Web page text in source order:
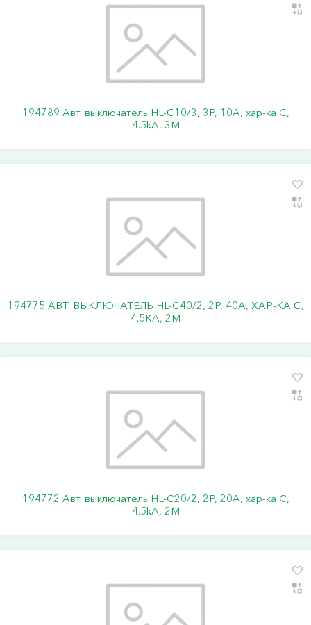
194789 Авт. выключатель HL-C10/3, 3P, 10A, хар-ка C,
4.5kA, 3M
194775 АВТ. ВЫКЛЮЧАТЕЛЬ HL-C40/2, 2P, 40A, ХАР-КА C,
4.5KA, 2M
194772 Авт. выключатель HL-C20/2, 2P, 20A, хар-ка C,
4.5kA, 2M